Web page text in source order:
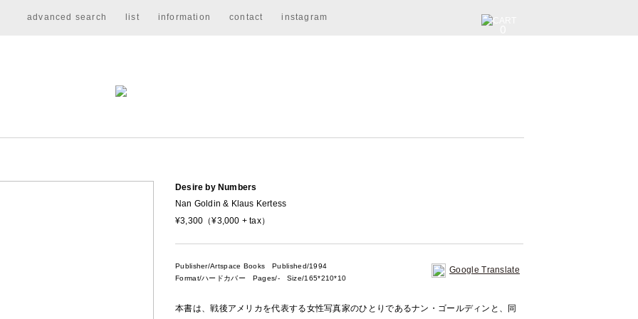
advanced search list information contact instagram
Desire by Numbers
Nan Goldin & Klaus Kertess
¥3,300（¥3,000 + tax）
Publisher/Artspace Books Published/1994
Format/ハードカバー Pages/- Size/165*210*10
Google Translate
本書は、戦後アメリカを代表する女性写真家のひとりであるナン・ゴールディンと、同